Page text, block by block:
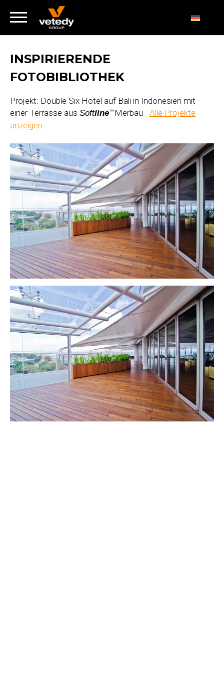
INSPIRIERENDE
FOTOBIBLIOTHEK
Projekt: Double Six Hotel auf Bali in Indonesien mit
einer Terrasse aus Softline ®Merbau - Alle Projekte
anzeigen